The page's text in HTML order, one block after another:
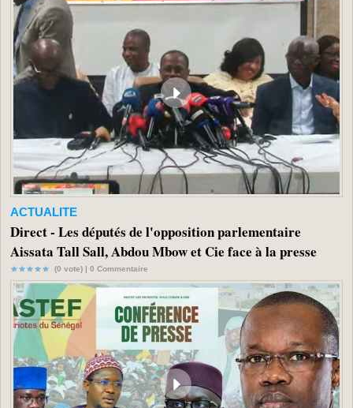
ACTUALITE
Direct - Les députés de l'opposition parlementaire
Aissata Tall Sall, Abdou Mbow et Cie face à la presse
(0 vote) | 0 Commentaire